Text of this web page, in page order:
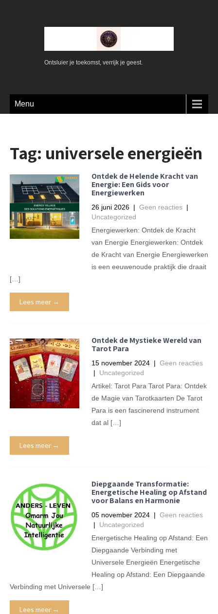
Ontsluier je toekomst, verrijk je geest.
Menu
Tag: universele energieën
Ontdek de Helende Kracht van
Energie: Een Gids voor
Energiewerken
26 juni 2026 | Geen reacties |
Uncategorized
Energiewerken: Ontdek de Kracht
van Energie Energiewerken: Ontdek
de Kracht van Energie Energiewerken
is een eeuwenoude praktijk die draait
[…]
Lees meer →
Ontdek de Mystieke Wereld van
Tarot Para
15 november 2024 | Geen reacties
| Uncategorized
Artikel: Tarot Para Tarot Para: Ontdek
de Magie van Tarotkaarten De Tarot
Para is een fascinerend instrument
dat al […]
Lees meer →
Diepgaande Transformatie:
Energetische Healing op Afstand
voor Balans en Harmonie
05 november 2024 | Geen reacties
| Uncategorized
Energetische Healing op Afstand: Een
Diepgaande Verbinding met
Universele Energieën Energetische
Healing op Afstand: Een Diepgaande
Verbinding met Universele […]
Lees meer →